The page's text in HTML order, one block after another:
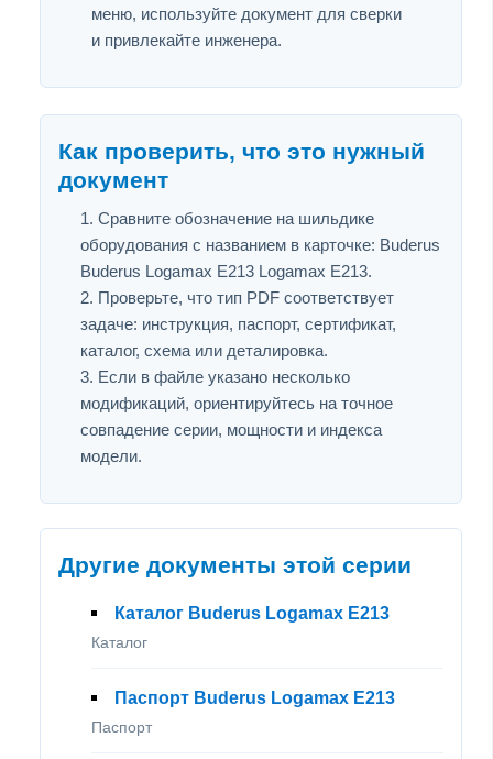
меню, используйте документ для сверки
и привлекайте инженера.
Как проверить, что это нужный
документ
Сравните обозначение на шильдике
оборудования с названием в карточке: Buderus
Buderus Logamax E213 Logamax E213.
Проверьте, что тип PDF соответствует
задаче: инструкция, паспорт, сертификат,
каталог, схема или деталировка.
Если в файле указано несколько
модификаций, ориентируйтесь на точное
совпадение серии, мощности и индекса
модели.
Другие документы этой серии
Каталог Buderus Logamax E213
Каталог
Паспорт Buderus Logamax E213
Паспорт